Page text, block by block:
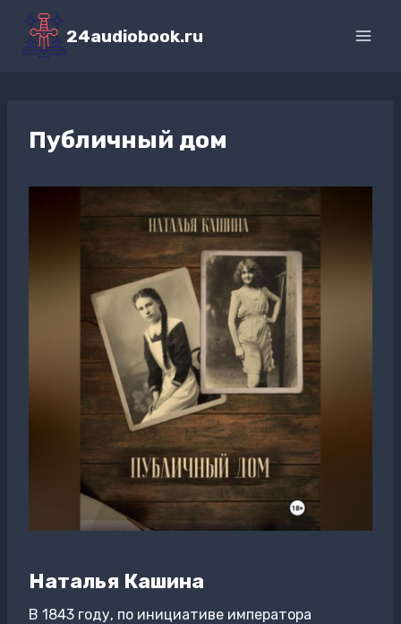
Перейти
содержимому
24audiobook.ru
Публичный дом
Наталья Кашина
В 1843 году, по инициативе императора